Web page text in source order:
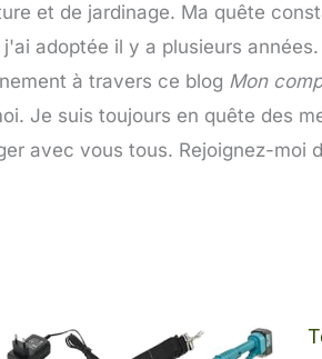
et de jardinage. Ma quête
adoptée il y a plusieurs
à travers ce blog Mon
Je suis toujours en quête des
avec vous tous. Rejoignez-moi